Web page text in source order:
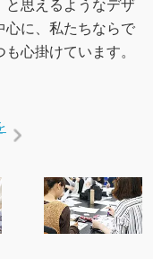
心に、私たちならで
心掛けています。